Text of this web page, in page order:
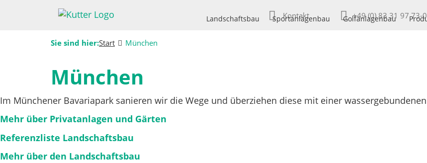
Kontakt +49 (0) 83 31 97 73-0
Landschaftsbau Sportanlagenbau Golfanlagenbau
Sie sind hier:Start München
München
Im Münchener Bavariapark sanieren wir die Wege und überziehen diese mit einer
Mehr über Privatanlagen und Gärten
Referenzliste Landschaftsbau
Mehr über den Landschaftsbau